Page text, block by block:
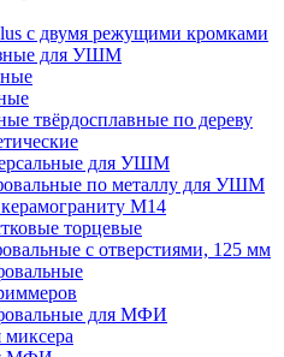
c двумя режущими кромками
для УШМ
твёрдосплавные по дереву
для УШМ
по металлу для УШМ
M14
торцевые
с отверстиями, 125 мм
для МФИ
миксера